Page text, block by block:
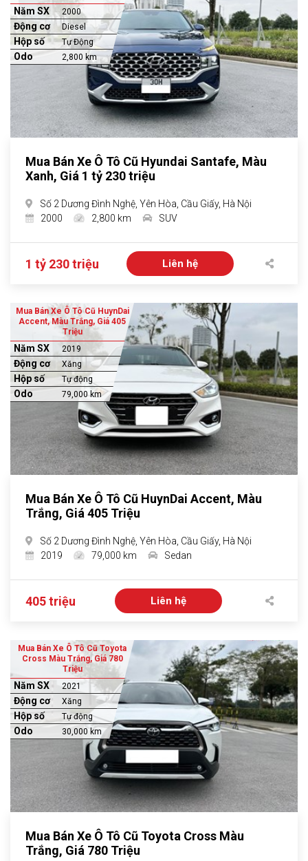
Năm SX 2000
Động cơ Diesel
Hộp số Tự Động
Odo 2,800 km
Mua Bán Xe Ô Tô Cũ Hyundai Santafe, Màu
Xanh, Giá 1 tỷ 230 triệu
Số 2 Dương Đình Nghệ, Yên Hòa, Cầu Giấy, Hà Nội
2000
2,800 km SUV
1 tỷ 230 triệu Liên hệ
Mua Bán Xe Ô Tô Cũ HuynDai
Accent, Màu Trắng, Giá 405
Triệu
Năm SX 2019
Động cơ Xăng
Hộp số Tự động
Odo 79,000 km
Mua Bán Xe Ô Tô Cũ HuynDai Accent, Màu
Trắng, Giá 405 Triệu
Số 2 Dương Đình Nghệ, Yên Hòa, Cầu Giấy, Hà Nội
2019
79,000 km Sedan
405 triệu Liên hệ
Mua Bán Xe Ô Tô Cũ Toyota
Cross Màu Trắng, Giá 780
Triệu
Năm SX 2021
Động cơ Xăng
Hộp số Tự động
Odo 30,000 km
Mua Bán Xe Ô Tô Cũ Toyota Cross Màu
Trắng, Giá 780 Triệu